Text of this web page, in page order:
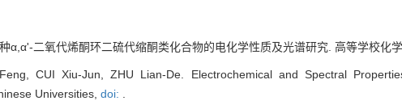
α,α'-二氧代烯酮环二硫代缩酮类化合物的电化学性质及光谱研究. 高等学校化
CUI Xiu-Jun, ZHU Lian-De. Electrochemical and Spectral
Universities, doi: .